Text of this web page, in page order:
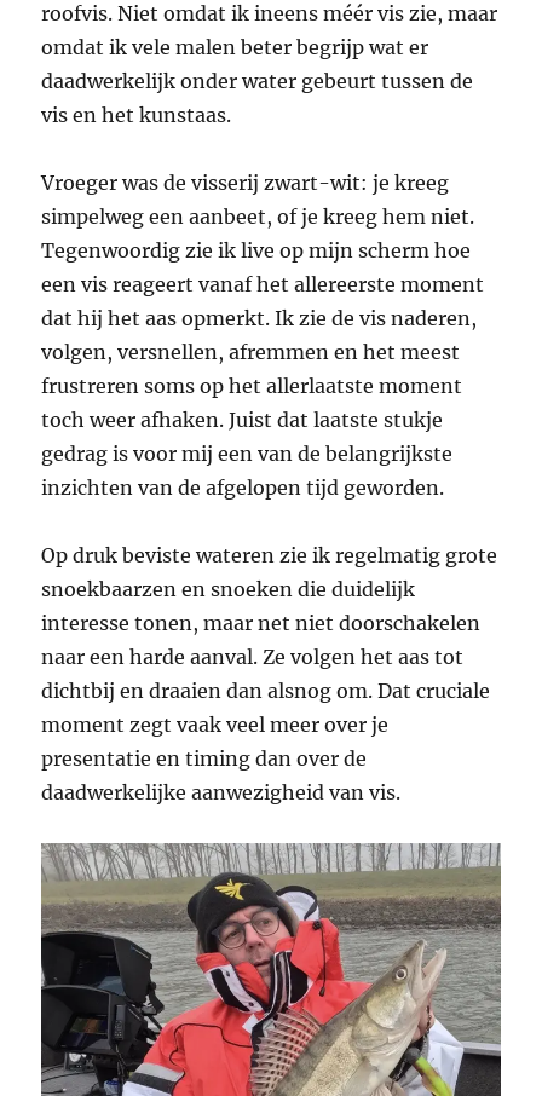
roofvis. Niet omdat ik ineens méér vis zie, maar
omdat ik vele malen beter begrijp wat er
daadwerkelijk onder water gebeurt tussen de
vis en het kunstaas.
Vroeger was de visserij zwart-wit: je kreeg
simpelweg een aanbeet, of je kreeg hem niet.
Tegenwoordig zie ik live op mijn scherm hoe
een vis reageert vanaf het allereerste moment
dat hij het aas opmerkt. Ik zie de vis naderen,
volgen, versnellen, afremmen en het meest
frustreren soms op het allerlaatste moment
toch weer afhaken. Juist dat laatste stukje
gedrag is voor mij een van de belangrijkste
inzichten van de afgelopen tijd geworden.
Op druk beviste wateren zie ik regelmatig grote
snoekbaarzen en snoeken die duidelijk
interesse tonen, maar net niet doorschakelen
naar een harde aanval. Ze volgen het aas tot
dichtbij en draaien dan alsnog om. Dat cruciale
moment zegt vaak veel meer over je
presentatie en timing dan over de
daadwerkelijke aanwezigheid van vis.